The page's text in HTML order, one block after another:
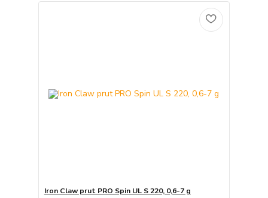
Iron Claw prut PRO Spin UL S 220, 0,6-7 g